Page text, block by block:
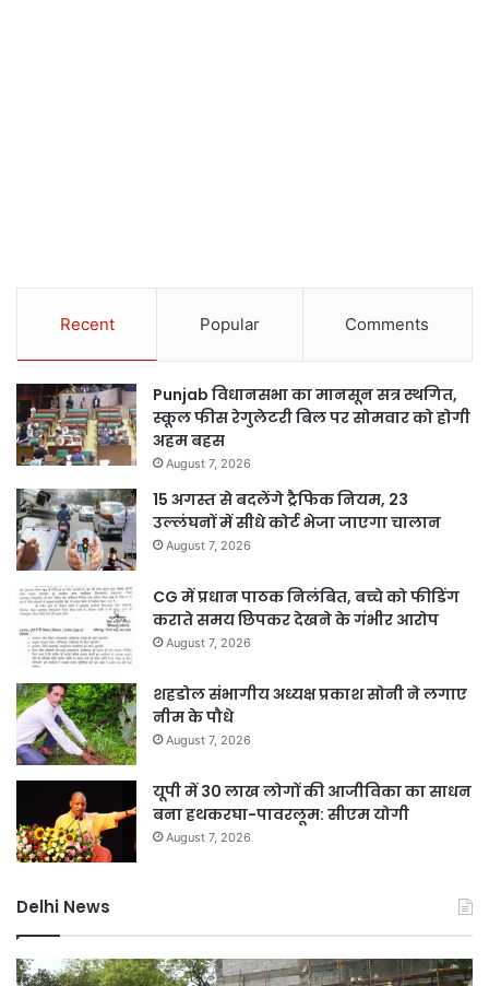
Recent Popular Comments
Punjab विधानसभा का मानसून सत्र स्थगित,
स्कूल फीस रेगुलेटरी बिल पर सोमवार को होगी
अहम बहस
August 7, 2026
15 अगस्त से बदलेंगे ट्रैफिक नियम, 23
उल्लंघनों में सीधे कोर्ट भेजा जाएगा चालान
August 7, 2026
CG में प्रधान पाठक निलंबित, बच्चे को फीडिंग
कराते समय छिपकर देखने के गंभीर आरोप
August 7, 2026
शहडोल संभागीय अध्यक्ष प्रकाश सोनी ने लगाए
नीम के पौधे
August 7, 2026
यूपी में 30 लाख लोगों की आजीविका का साधन
बना हथकरघा-पावरलूम: सीएम योगी
August 7, 2026
Delhi News
दिल्ली